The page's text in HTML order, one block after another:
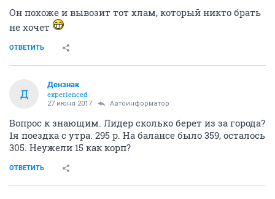
Он похоже и вывозит тот хлам, который никто брать
не хочет
ОТВЕТИТЬ
Д
Дензнак
experienced
27 июня 2017 Автоинформатор
Вопрос к знающим. Лидер сколько берет из за города?
1я поездка с утра. 295 р. На балансе было 359, осталось
305. Неужели 15 как корп?
ОТВЕТИТЬ